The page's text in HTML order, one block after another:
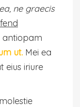
ne graecis
antiopam
ut. Mei ea
eius iriure